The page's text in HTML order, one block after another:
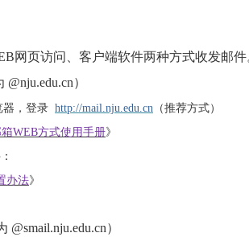
页访问、客户端软件两种方式收发邮件
）
器，登录 http://mail.nju.edu.cn （推荐方式）
WEB方式使用手册》
办法》
@smail.nju.edu.cn）